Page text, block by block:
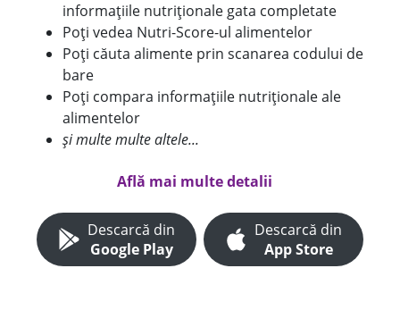
informațiile nutriționale gata completate
Poți vedea Nutri-Score-ul alimentelor
Poți căuta alimente prin scanarea codului de
bare
Poți compara informațiile nutriționale ale
alimentelor
și multe multe altele...
Află mai multe detalii
Descarcă din
Google Play
Descarcă din
App Store